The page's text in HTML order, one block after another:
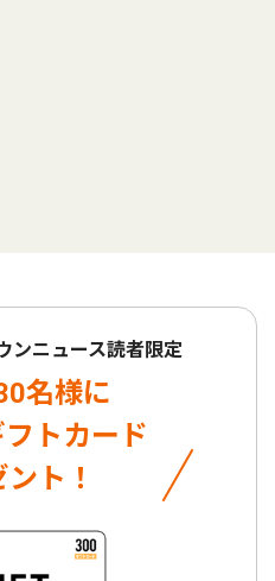
ンニュース読者限定
名様に
トカード
ト！